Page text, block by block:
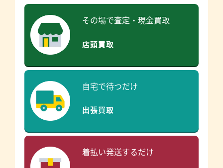
その場で査定・現金買取
店頭買取
自宅で待つだけ
出張買取
着払い発送するだけ